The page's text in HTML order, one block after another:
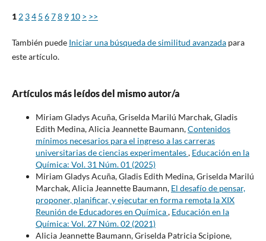
1 2 34 5 678 9 10 > >>
También puede Iniciar una búsqueda de similitud avanzadapara
este artículo.
Artículos más leídos del mismo autor/a
Miriam Gladys Acuña, Griselda Marilú Marchak, Gladis
Edith Medina, Alicia Jeannette Baumann,Contenidos
mínimos necesarios para el ingreso a las carreras
universitarias de ciencias experimentales, Educación en la
Química: Vol. 31 Núm. 01 (2025)
Miriam Gladys Acuña, Gladis Edith Medina, Griselda Marilú
Marchak, Alicia Jeannette Baumann, El desafío de pensar,
proponer, planificar, y ejecutar en forma remota la XIX
Reunión de Educadores en Química, Educación en la
Química: Vol. 27 Núm. 02 (2021)
Alicia Jeannette Baumann, Griselda Patricia Scipione,